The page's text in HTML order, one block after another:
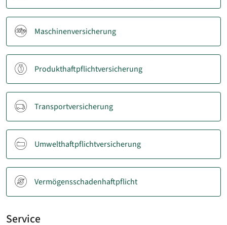
Maschinenversicherung
Produkthaftpflichtversicherung
Transportversicherung
Umwelthaftpflichtversicherung
Vermögensschadenhaftpflicht
Service